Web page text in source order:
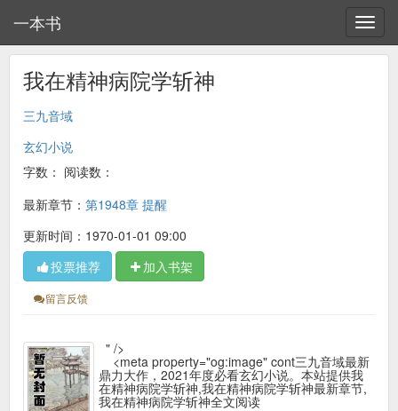
一本书
我在精神病院学斩神
三九音域
玄幻小说
字数： 阅读数：
最新章节： 第1948章 提醒
更新时间：1970-01-01 09:00
投票推荐
加入书架
留言反馈
" />
<meta property="og:image" cont三九音域最新
鼎力大作，2021年度必看玄幻小说。本站提供我
在精神病院学斩神,我在精神病院学斩神最新章节,
我在精神病院学斩神全文阅读